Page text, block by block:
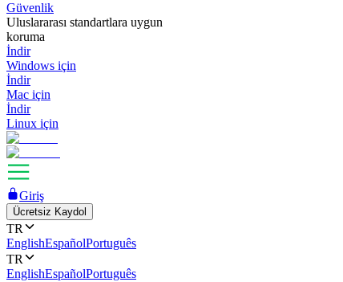
Güvenlik
Uluslararası standartlara uygun
koruma
İndir
Windows için
İndir
Mac için
İndir
Linux için
Giriş
Ücretsiz Kaydol
TR
EnglishEspañolPortuguês
TR
EnglishEspañolPortuguês